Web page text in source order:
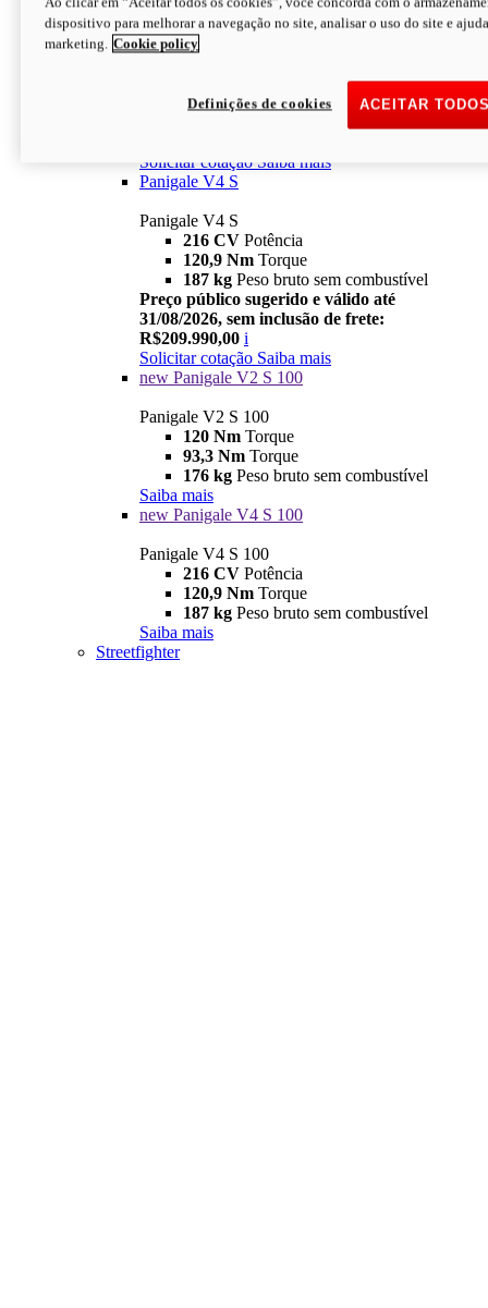
Panigale V4
216 CV
Peso bruto sem combustível
Preço público sugerido e válido até
Solicitar cotação Saiba mais
Panigale V4 S
Panigale V4 S
216 CV Potência
120,9 Nm Torque
187 kg Peso bruto sem combustível
Preço público sugerido e válido até
31/08/2026, sem inclusão de frete:
R$209.990,00 i
Solicitar cotação Saiba mais
new Panigale V2 S 100
Panigale V2 S 100
120 Nm Torque
93,3 Nm Torque
176 kg Peso bruto sem combustível
Saiba mais
new Panigale V4 S 100
Panigale V4 S 100
216 CV Potência
120,9 Nm Torque
187 kg Peso bruto sem combustível
Saiba mais
Streetfighter
dispositivo para melhorar a navegação no site, analisar o uso do site e
marketing. Cookie policy
ACEITAR
Definições de cookies